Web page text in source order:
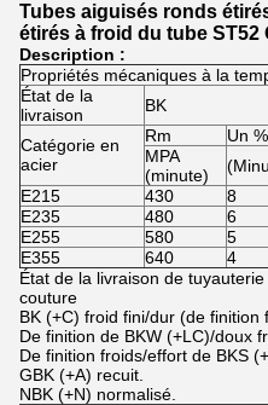
Tubes aiguisés ronds
étirés à froid du tube
Description :
Propriétés mécaniques à la
État de la
livraison
BK
Catégorie en
acier
Rm Un %
MPA
(minute)
E215
430 8
E235
480 6
E255
580 5
E355
640 4
État de la livraison de
couture
BK (+C) froid fini/dur (de finition
De finition de BKW (+LC)/doux
De finition froids/effort de BKS
GBK (+A) recuit.
NBK (+N) normalisé.